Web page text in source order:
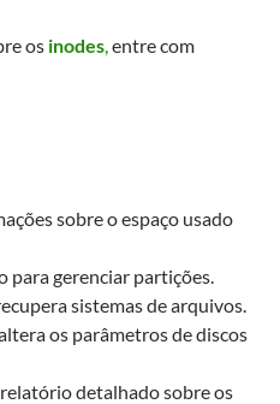
os inodes,entre com
sobre o espaço usado
para gerenciar partições.
sistemas de arquivos.
os parâmetros de discos
detalhado sobre os